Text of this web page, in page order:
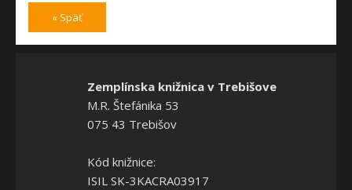
« Späť
Zemplínska knižnica v Trebišove
M.R. Štefánika 53
075 43 Trebišov
Kód knižnice:
ISIL SK-3KACRA03917